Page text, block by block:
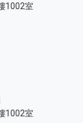
1002室
1002室